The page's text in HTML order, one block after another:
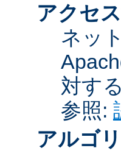
アクセ
ネッ
対す
参照:
アルゴ